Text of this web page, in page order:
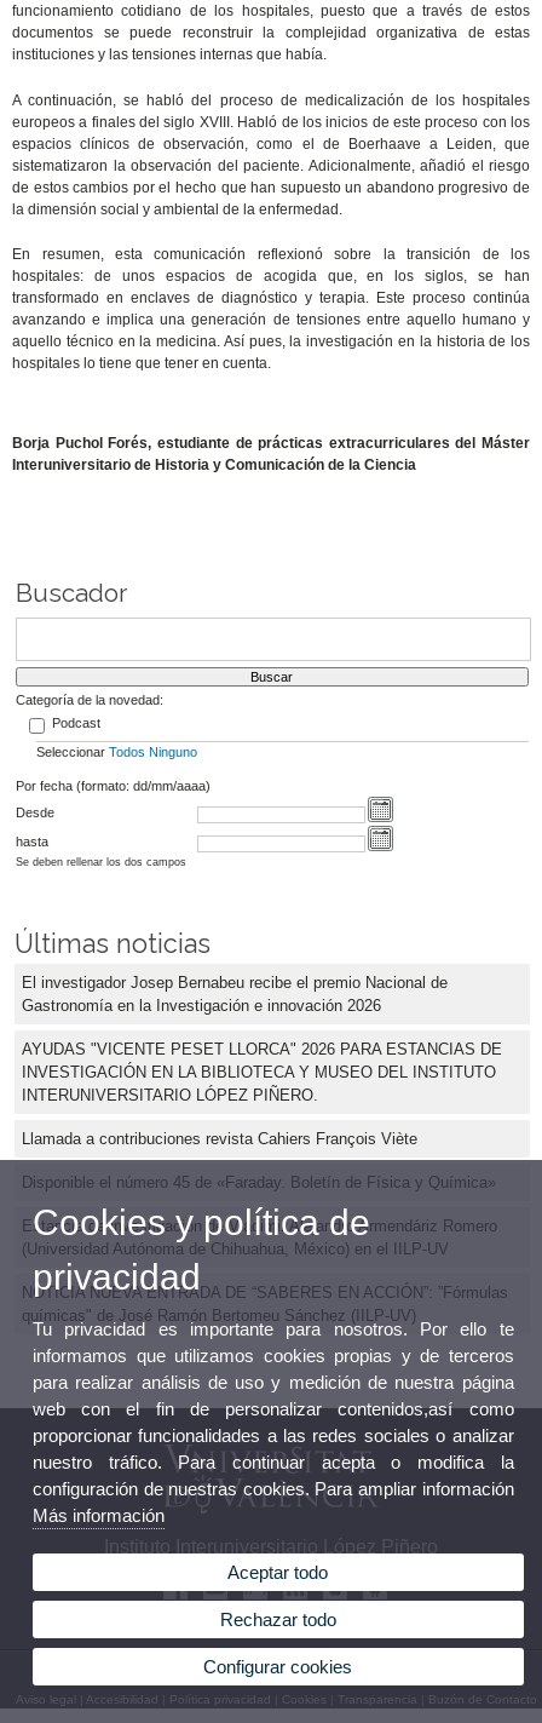
funcionamiento cotidiano de los hospitales, puesto que a través de estos
documentos se puede reconstruir la complejidad organizativa de estas
instituciones y las tensiones internas que había.
A continuación, se habló del proceso de medicalización de los hospitales
europeos a finales del siglo XVIII. Habló de los inicios de este proceso con los
espacios clínicos de observación, como el de Boerhaave a Leiden, que
sistematizaron la observación del paciente. Adicionalmente, añadió el riesgo
de estos cambios por el hecho que han supuesto un abandono progresivo de
la dimensión social y ambiental de la enfermedad.
En resumen, esta comunicación reflexionó sobre la transición de los
hospitales: de unos espacios de acogida que, en los siglos, se han
transformado en enclaves de diagnóstico y terapia. Este proceso continúa
avanzando e implica una generación de tensiones entre aquello humano y
aquello técnico en la medicina. Así pues, la investigación en la historia de los
hospitales lo tiene que tener en cuenta.
Borja Puchol Forés, estudiante de prácticas extracurriculares del Máster
Interuniversitario de Historia y Comunicación de la Ciencia
Buscador
Categoría de la novedad:
Podcast
Seleccionar Todos Ninguno
Por fecha (formato: dd/mm/aaaa)
Desde
hasta
Se deben rellenar los dos campos
Últimas noticias
El investigador Josep Bernabeu recibe el premio Nacional de
Gastronomía en la Investigación e innovación 2026
AYUDAS "VICENTE PESET LLORCA" 2026 PARA ESTANCIAS DE
INVESTIGACIÓN EN LA BIBLIOTECA Y MUSEO DEL INSTITUTO
INTERUNIVERSITARIO LÓPEZ PIÑERO.
Llamada a contribuciones revista Cahiers François Viète
Disponible el número 45 de «Faraday. Boletín de Física y Química»
Estancia de investigación de Vladimir Alejandro Armendáriz Romero
(Universidad Autónoma de Chihuahua, México) en el IILP-UV
NOTICIA NUEVA ENTRADA DE “SABERES EN ACCIÓN”: ”Fórmulas
químicas" de José Ramón Bertomeu Sánchez (IILP-UV)
Instituto Interuniversitario López Piñero
© 2026 UV. - Pl. Cisneros, 4. 46003 Valencia. Teléfono: 96 3926229
Aviso legal Accesibilidad Política privacidad Cookies Transparencia Buzón de Contacto
Cookies y política de
privacidad
Tu privacidad es importante para nosotros. Por ello te
informamos que utilizamos cookies propias y de terceros
para realizar análisis de uso y medición de nuestra página
web con el fin de personalizar contenidos,así como
proporcionar funcionalidades a las redes sociales o analizar
nuestro tráfico. Para continuar acepta o modifica la
configuración de nuestras cookies. Para ampliar información
Más información
Aceptar todo
Rechazar todo
Configurar cookies